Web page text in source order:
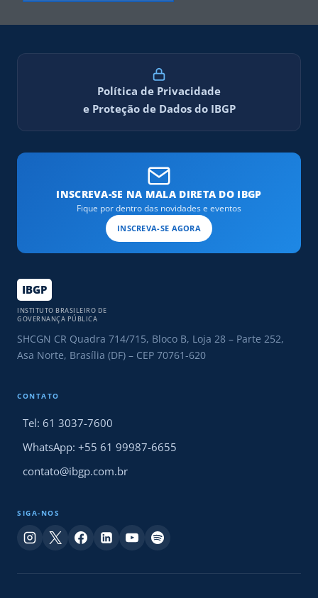
Política de Privacidade
e Proteção de Dados do IBGP
INSCREVA-SE NA MALA DIRETA DO IBGP
Fique por dentro das novidades e eventos
INSCREVA-SE AGORA
IBGP
INSTITUTO BRASILEIRO DE
GOVERNANÇA PÚBLICA
SHCGN CR Quadra 714/715, Bloco B, Loja 28 – Parte 252,
Asa Norte, Brasília (DF) – CEP 70761-620
CONTATO
Tel: 61 3037-7600
WhatsApp: +55 61 99987-6655
contato@ibgp.com.br
SIGA-NOS